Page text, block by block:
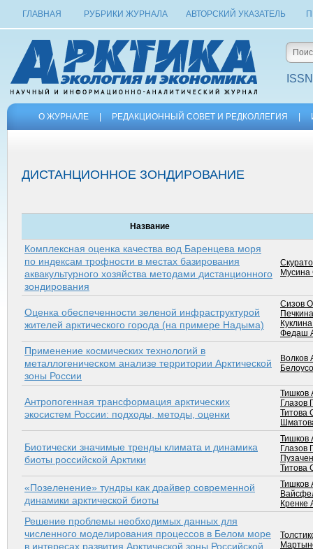
ГЛАВНАЯ РУБРИКИ ЖУРНАЛА АВТОРСКИЙ УКАЗАТЕЛЬ
О ЖУРНАЛЕ РЕДАКЦИОННЫЙ СОВЕТ И РЕДКОЛЛЕГИЯ
ДИСТАНЦИОННОЕ ЗОНДИРОВАНИЕ
Название
Комплексная оценка качества вод Баренцева моря
по индексам трофности в местах базирования
аквакультурного хозяйства методами дистанционного
зондирования
Мусина
Оценка обеспеченности зеленой инфраструктурой
жителей арк­тического города (на примере Надыма)
Сизов
Федаш
Применение космических технологий в
металлогеническом анализе территории Арктической
зоны России
Волков
Антропогенная трансформация арктических
экосистем России: подходы, методы, оценки
Тишков
Глазов
Титова
Биотически значимые тренды климата и динамика
биоты российской Арктики
Тишков
Глазов
Титова
«Позеленение» тундры как драйвер современной
динамики арктической биоты
Тишков
Кренке
Решение проблемы необходимых данных для
численного моделирования процессов в Белом море
в интересах развития Арктической зоны Российской